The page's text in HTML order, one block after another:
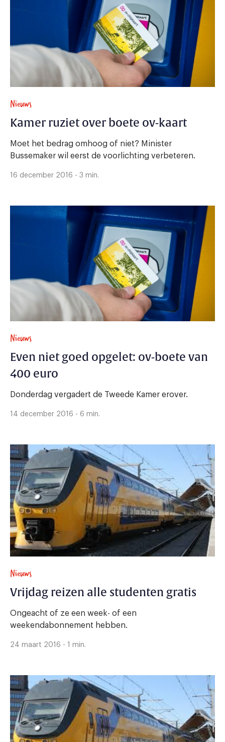
Nieuws
Kamer ruziet over boete ov-kaart
Moet het bedrag omhoog of niet? Minister
Bussemaker wil eerst de voorlichting verbeteren.
16 december 2016 - 3 min.
Nieuws
Even niet goed opgelet: ov-boete van
400 euro
Donderdag vergadert de Tweede Kamer erover.
14 december 2016 - 6 min.
Nieuws
Vrijdag reizen alle studenten gratis
Ongeacht of ze een week- of een
weekendabonnement hebben.
24 maart 2016 - 1 min.